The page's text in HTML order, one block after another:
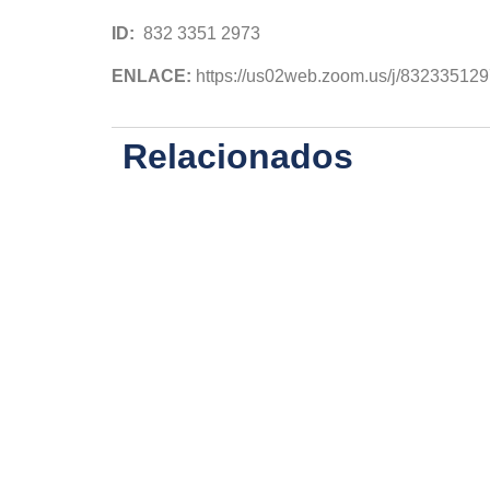
ID: 832 3351 2973
ENLACE: https://us02web.zoom.us/j/
Relacionados